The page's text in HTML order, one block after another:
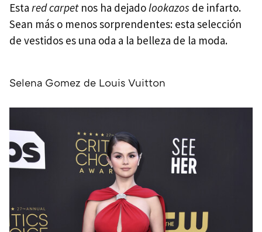
Esta red carpetnos ha dejadolookazos de infarto.
Sean más o menos sorprendentes: esta selección
de vestidos es una oda a la belleza de la moda.
Selena Gomez de Louis Vuitton